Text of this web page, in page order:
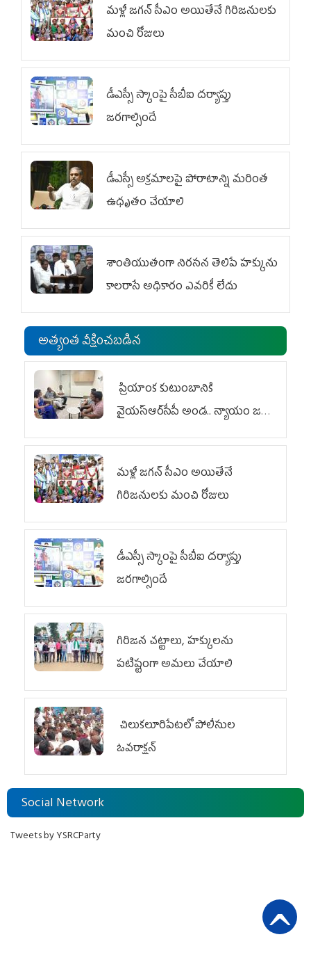
మళ్లీ జగన్ సీఎం అయితేనే గిరిజనులకు
మంచి రోజులు
డీఎస్సీ స్కాంపై సీబీఐ దర్యాప్తు
జరగాల్సిందే
డీఎస్సీ అక్రమాలపై పోరాటాన్ని మరింత
ఉధృతం చేయాలి
శాంతియుతంగా నిరసన తెలిపే హక్కును
కాలరాసే అధికారం ఎవరికీ లేదు
అత్యంత వీక్షించబడిన
ప్రియాంక కుటుంబానికి
వైయ‌స్ఆర్‌సీపీ అండ.. న్యాయం జరిగే
వరకు పోరాటం
మళ్లీ జగన్ సీఎం అయితేనే
గిరిజనులకు మంచి రోజులు
డీఎస్సీ స్కాంపై సీబీఐ దర్యాప్తు
జరగాల్సిందే
గిరిజన చట్టాలు, హక్కులను
పటిష్టంగా అమలు చేయాలి
చిలుక‌లూరిపేట‌లో పోలీసుల
ఓవ‌రాక్ష‌న్‌
Social Network
Tweets by YSRCParty